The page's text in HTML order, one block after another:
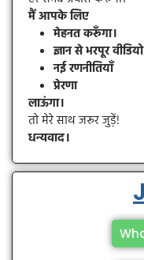
मैं आपके लिए
मेहनत करूँगा।
ज्ञान से भरपूर वीडियो
नई रणनीतियाँ
प्रेरणा
लाऊंगा।
तो मेरे साथ जरूर जुड़ें!
धन्यवाद।